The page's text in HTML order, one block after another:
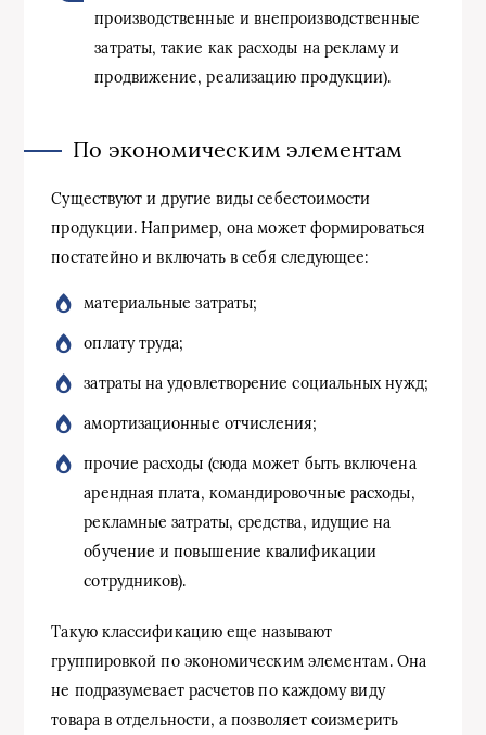
производственные и внепроизводственные
затраты, такие как расходы на рекламу и
продвижение, реализацию продукции).
По экономическим элементам
Существуют и другие виды себестоимости
продукции. Например, она может формироваться
постатейно и включать в себя следующее:
материальные затраты;
оплату труда;
затраты на удовлетворение социальных нужд;
амортизационные отчисления;
прочие расходы (сюда может быть включена
арендная плата, командировочные расходы,
рекламные затраты, средства, идущие на
обучение и повышение квалификации
сотрудников).
Такую классификацию еще называют
группировкой по экономическим элементам. Она
не подразумевает расчетов по каждому виду
товара в отдельности, а позволяет соизмерить